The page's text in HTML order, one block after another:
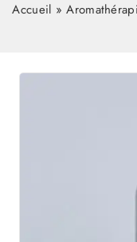
Accueil »